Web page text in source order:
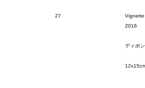
27
2016
ディボ